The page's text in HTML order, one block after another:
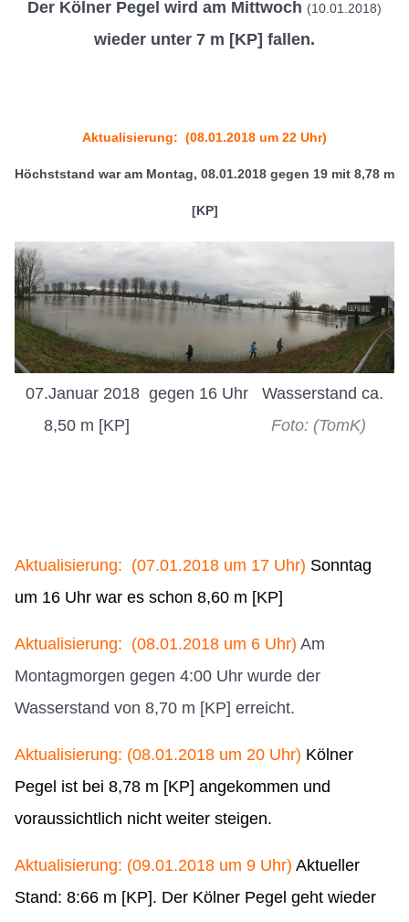
Der Kölner Pegel wird am Mittwoch (10.01.2018)
wieder unter 7 m [KP] fallen.
Aktualisierung: (08.01.2018 um 22 Uhr)
Höchststand war am Montag, 08.01.2018 gegen 19 mit 8,78 m
[KP]
07.Januar 2018 gegen 16 Uhr Wasserstand ca.
8,50 m [KP] Foto: (TomK)
Aktualisierung: (07.01.2018 um 17 Uhr) Sonntag
um 16 Uhr war es schon 8,60 m [KP]
Aktualisierung: (08.01.2018 um 6 Uhr) Am
Montagmorgen gegen 4:00 Uhr wurde der
Wasserstand von 8,70 m [KP] erreicht.
Aktualisierung: (08.01.2018 um 20 Uhr) Kölner
Pegel ist bei 8,78 m [KP] angekommen und
voraussichtlich nicht weiter steigen.
Aktualisierung: (09.01.2018 um 9 Uhr) Aktueller
Stand: 8:66 m [KP]. Der Kölner Pegel geht wieder